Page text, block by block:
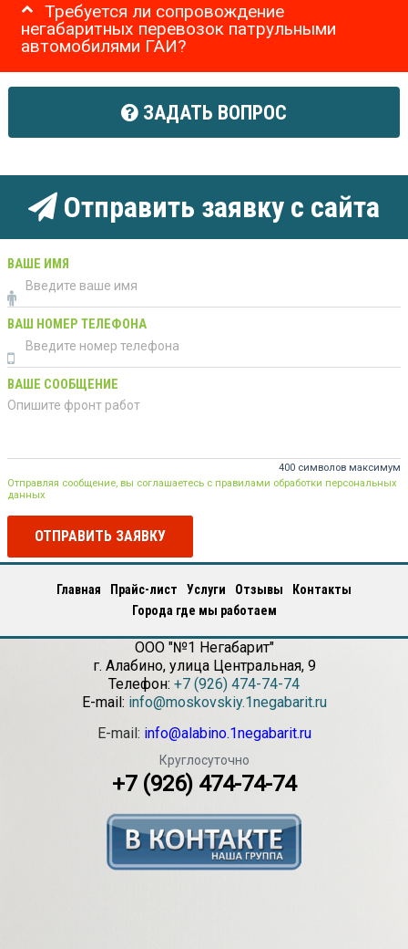
Требуется ли сопровождение
негабаритных перевозок патрульными
автомобилями ГАИ?
ЗАДАТЬ ВОПРОС
Отправить заявку с сайта
ВАШЕ ИМЯ
ВАШ НОМЕР ТЕЛЕФОНА
ВАШЕ СООБЩЕНИЕ
400 символов максимум
Отправляя сообщение, вы соглашаетесь с правилами обработки персональных
данных
ОТПРАВИТЬ ЗАЯВКУ
Главная Прайс-лист Услуги Отзывы
Контакты
Города где мы работаем
ООО "№1 Негабарит"
г. Алабино, улица Центральная, 9
Телефон: +7 (926) 474-74-74
E-mail: info@moskovskiy.1negabarit.ru
E-mail: info@alabino.1negabarit.ru
Круглосуточно
+7 (926) 474-74-74